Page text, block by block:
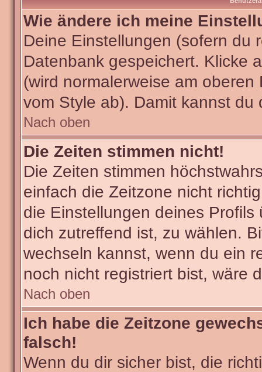
Wie ändere ich meine
Deine Einstellungen (sofern du
Datenbank gespeichert. Klicke
(wird normalerweise am
vom Style ab). Damit kannst
Nach oben
Die Zeiten stimmen nicht!
Die Zeiten stimmen
einfach die Zeitzone nicht
die Einstellungen deines
dich zutreffend ist, zu wählen.
wechseln kannst, wenn du ein
noch nicht registriert bist, wäre
Nach oben
Ich habe die Zeitzone
falsch!
Wenn du dir sicher bist, die